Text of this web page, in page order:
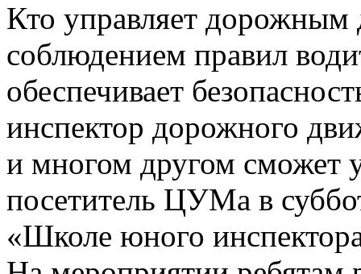
Кто управляет дорожным
соблюдением правил
обеспечивает
инспектор дорожного
и многом другом сможет
посетитель ЦУМа в
«Школе юного